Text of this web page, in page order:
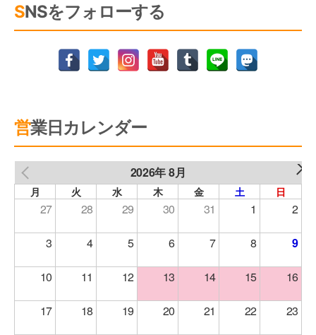
SNSをフォローする
営業日カレンダー
2026年 8月
月 火 水 木 金 土 日
27 28 29 30 31 1 2
3 4 5 6 7 8 9
10 11 12 13 14 15 16
17 18 19 20 21 22 23